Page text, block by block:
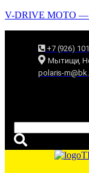
V-DRIVE MOTO —
+7 (926)
Мытищи,
polaris-